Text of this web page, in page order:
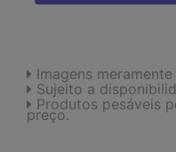
Imagens
Sujeito a
Produtos pesáveis
preço.